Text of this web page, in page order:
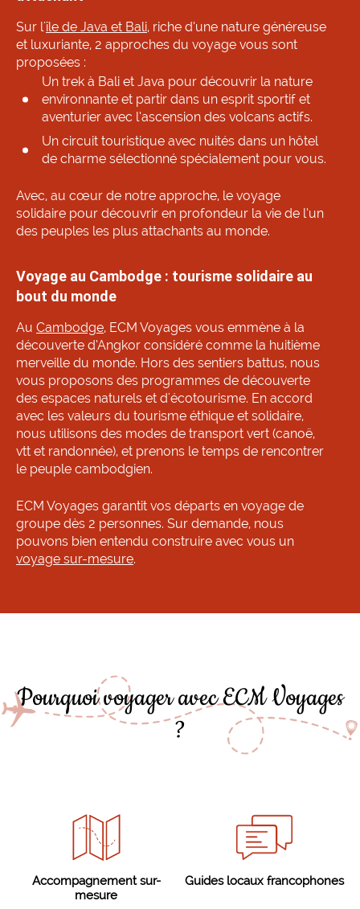
Sur l'île de Java et Bali, riche d’une nature généreuse
et luxuriante, 2 approches du voyage vous sont
proposées :
Un trek à Bali et Java pour découvrir la nature
environnante et partir dans un esprit sportif et
aventurier avec l’ascension des volcans actifs.
Un circuit touristique avec nuités dans un hôtel
de charme sélectionné spécialement pour vous.
Avec, au cœur de notre approche, le voyage
solidaire pour découvrir en profondeur la vie de l’un
des peuples les plus attachants au monde.
Voyage au Cambodge : tourisme solidaire au
bout du monde
Au Cambodge, ECM Voyages vous emmène à la
découverte d’Angkor considéré comme la huitième
merveille du monde. Hors des sentiers battus, nous
vous proposons des programmes de découverte
des espaces naturels et d'écotourisme. En accord
avec les valeurs du tourisme éthique et solidaire,
nous utilisons des modes de transport vert (canoë,
vtt et randonnée), et prenons le temps de rencontrer
le peuple cambodgien.
ECM Voyages garantit vos départs en voyage de
groupe dès 2 personnes. Sur demande, nous
pouvons bien entendu construire avec vous un
voyage sur-mesure.
Pourquoi voyager avec ECM Voyages
?
Accompagnement sur-
mesure
Guides locaux francophones